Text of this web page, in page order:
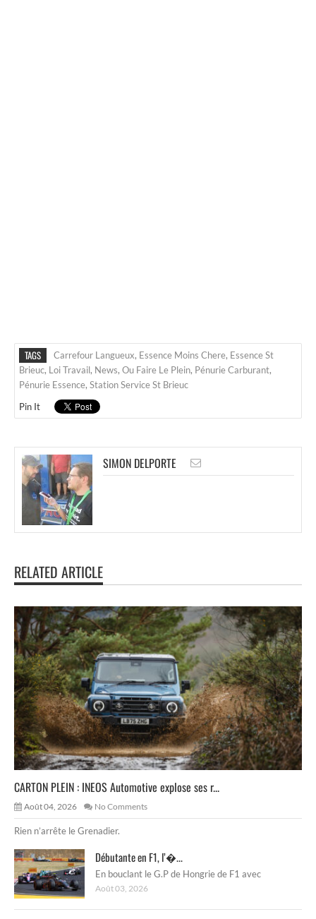
TAGS Carrefour Langueux, Essence Moins Chere, Essence St
Brieuc, Loi Travail, News, Ou Faire Le Plein, Pénurie Carburant,
Pénurie Essence, Station Service St Brieuc
Pin It
SIMON DELPORTE
RELATED ARTICLE
CARTON PLEIN : INEOS Automotive explose ses r...
Août 04, 2026 No Comments
Rien n’arrête le Grenadier.
Débutante en F1, l’�...
En bouclant le G.P de Hongrie de F1 avec
Août 03, 2026